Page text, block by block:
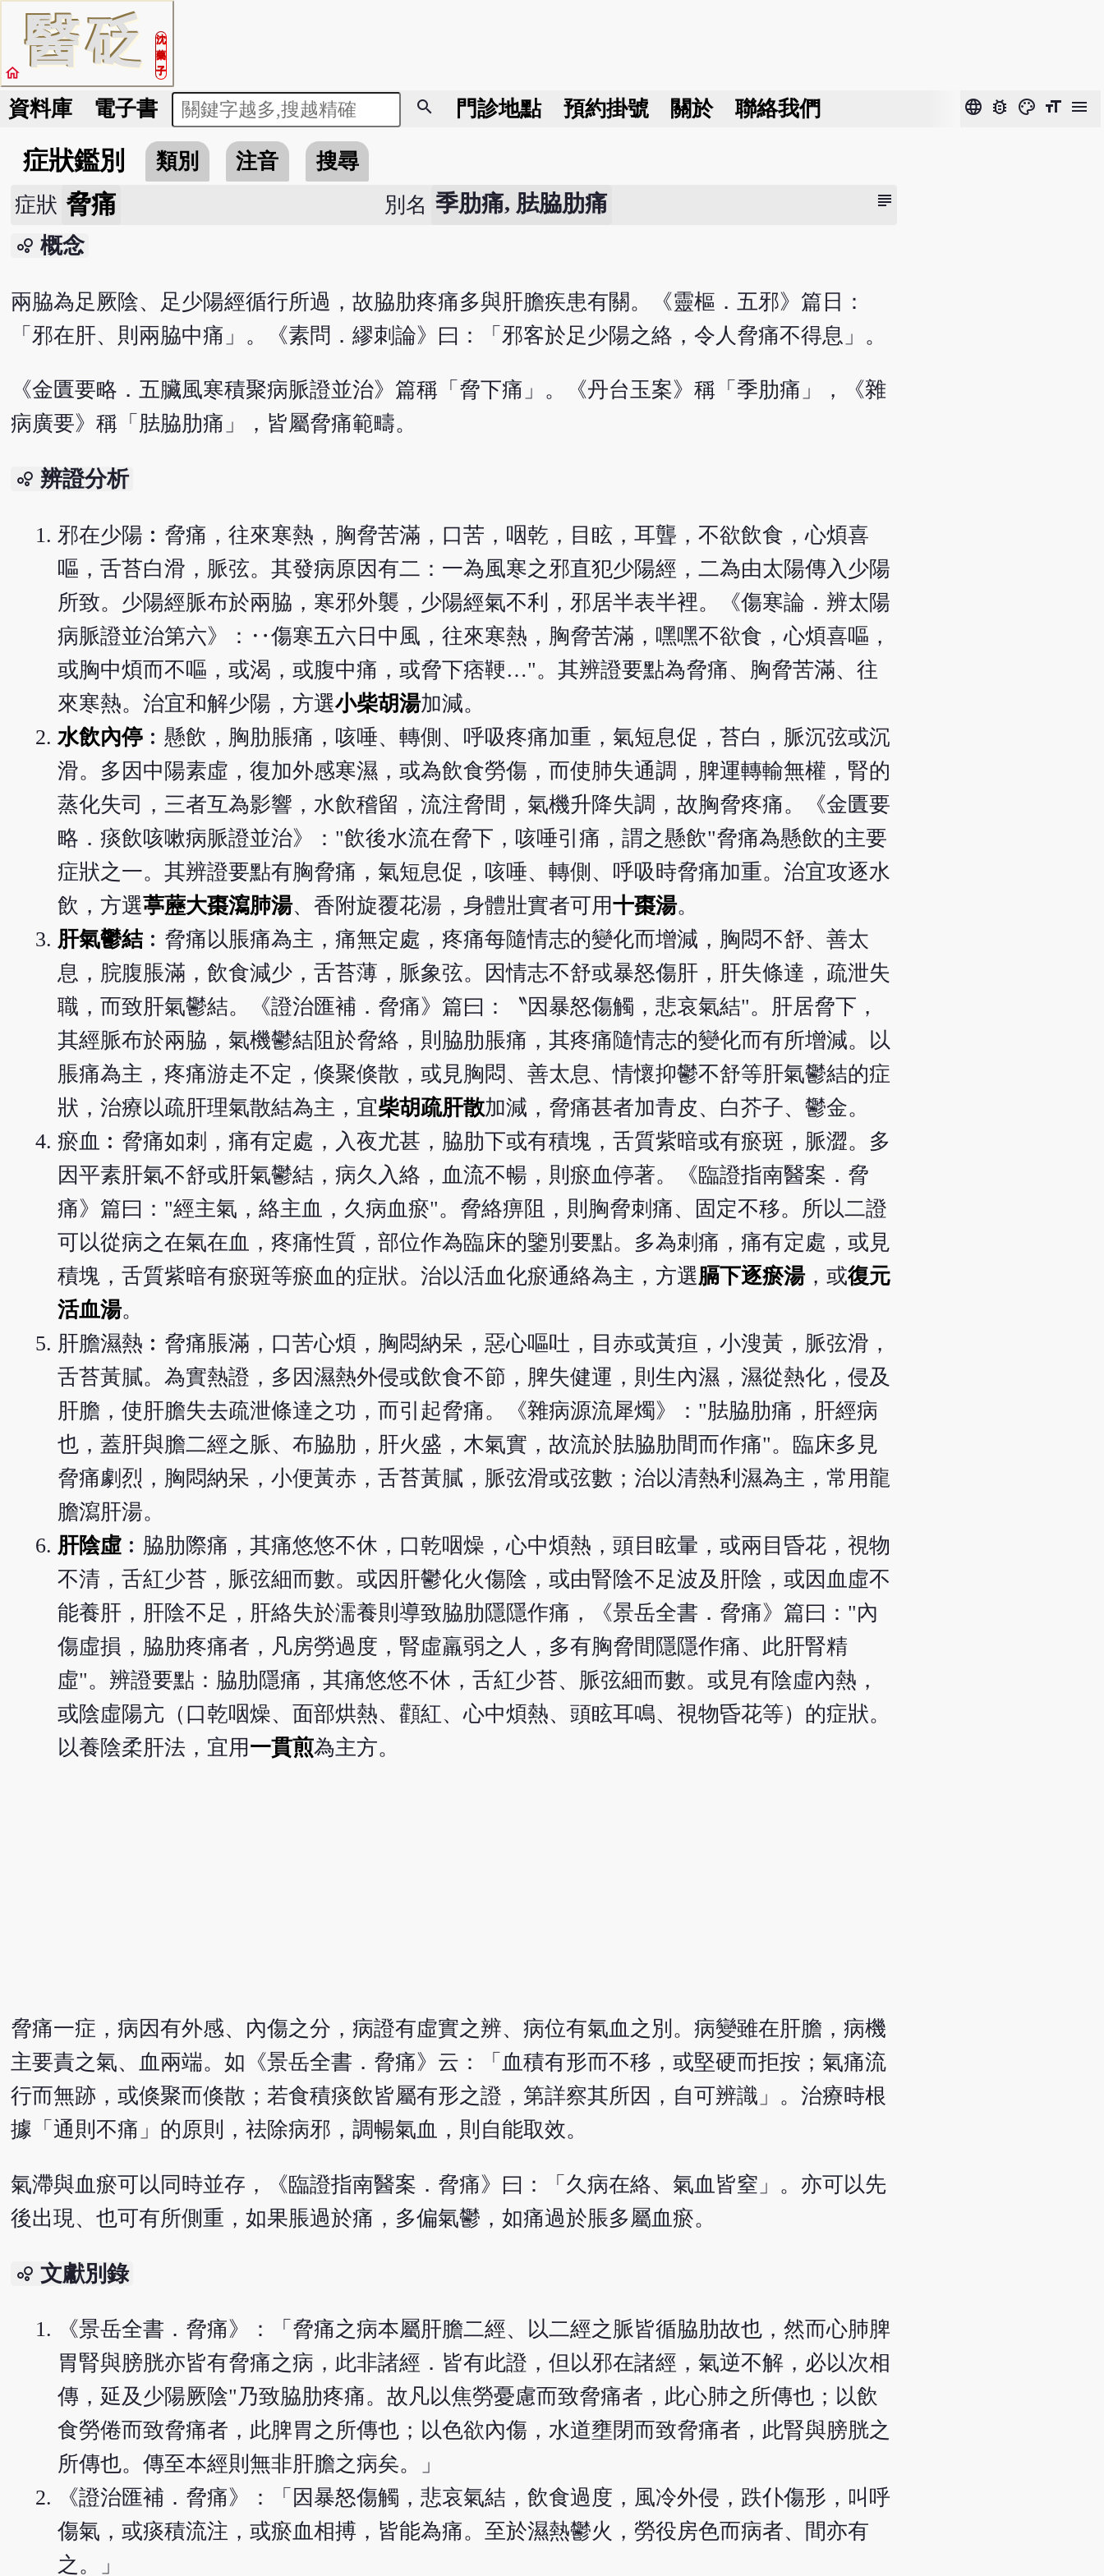
醫砭
沈
藥
子
home
資料庫 電子書 search 門診地點 預約掛號 關於 聯絡我們 language bug_report color_lens format_size menu
症狀鑑別 類別 注音 搜尋
subject
症狀 脅痛 別名 季肋痛, 胠脇肋痛
bubble_chart 概念
兩脇為足厥陰、足少陽經循行所過，故脇肋疼痛多與肝膽疾患有關。《靈樞．五邪》篇日：
「邪在肝、則兩脇中痛」。《素問．繆刺論》曰：「邪客於足少陽之絡，令人脅痛不得息」。
《金匱要略．五臟風寒積聚病脈證並治》篇稱「脅下痛」。《丹台玉案》稱「季肋痛」，《雜
病廣要》稱「胠脇肋痛」，皆屬脅痛範疇。
bubble_chart 辨證分析
邪在少陽︰脅痛，往來寒熱，胸脅苦滿，口苦，咽乾，目眩，耳聾，不欲飲食，心煩喜
嘔，舌苔白滑，脈弦。其發病原因有二：一為風寒之邪直犯少陽經，二為由太陽傳入少陽
所致。少陽經脈布於兩脇，寒邪外襲，少陽經氣不利，邪居半表半裡。《傷寒論．辨太陽
病脈證並治第六》：‥傷寒五六日中風，往來寒熱，胸脅苦滿，嘿嘿不欲食，心煩喜嘔，
或胸中煩而不嘔，或渴，或腹中痛，或脅下痞鞕…"。其辨證要點為脅痛、胸脅苦滿、往
來寒熱。治宜和解少陽，方選小柴胡湯加減。
水飲內停︰懸飲，胸肋脹痛，咳唾、轉側、呼吸疼痛加重，氣短息促，苔白，脈沉弦或沉
滑。多因中陽素虛，復加外感寒濕，或為飲食勞傷，而使肺失通調，脾運轉輸無權，腎的
蒸化失司，三者互為影響，水飲稽留，流注脅間，氣機升降失調，故胸脅疼痛。《金匱要
略．痰飲咳嗽病脈證並治》："飲後水流在脅下，咳唾引痛，謂之懸飲"脅痛為懸飲的主要
症狀之一。其辨證要點有胸脅痛，氣短息促，咳唾、轉側、呼吸時脅痛加重。治宜攻逐水
飲，方選葶藶大棗瀉肺湯、香附旋覆花湯，身體壯實者可用十棗湯。
肝氣鬱結︰脅痛以脹痛為主，痛無定處，疼痛每隨情志的變化而增減，胸悶不舒、善太
息，脘腹脹滿，飲食減少，舌苔薄，脈象弦。因情志不舒或暴怒傷肝，肝失條達，疏泄失
職，而致肝氣鬱結。《證治匯補．脅痛》篇曰：〝因暴怒傷觸，悲哀氣結"。肝居脅下，
其經脈布於兩脇，氣機鬱結阻於脅絡，則脇肋脹痛，其疼痛隨情志的變化而有所增減。以
脹痛為主，疼痛游走不定，倏聚倏散，或見胸悶、善太息、情懷抑鬱不舒等肝氣鬱結的症
狀，治療以疏肝理氣散結為主，宜柴胡疏肝散加減，脅痛甚者加青皮、白芥子、鬱金。
瘀血︰脅痛如刺，痛有定處，入夜尤甚，脇肋下或有積塊，舌質紫暗或有瘀斑，脈澀。多
因平素肝氣不舒或肝氣鬱結，病久入絡，血流不暢，則瘀血停著。《臨證指南醫案．脅
痛》篇曰："經主氣，絡主血，久病血瘀"。脅絡痹阻，則胸脅刺痛、固定不移。所以二證
可以從病之在氣在血，疼痛性質，部位作為臨床的鑒別要點。多為刺痛，痛有定處，或見
積塊，舌質紫暗有瘀斑等瘀血的症狀。治以活血化瘀通絡為主，方選膈下逐瘀湯，或復元
活血湯。
肝膽濕熱︰脅痛脹滿，口苦心煩，胸悶納呆，惡心嘔吐，目赤或黃疸，小溲黃，脈弦滑，
舌苔黃膩。為實熱證，多因濕熱外侵或飲食不節，脾失健運，則生內濕，濕從熱化，侵及
肝膽，使肝膽失去疏泄條達之功，而引起脅痛。《雜病源流犀燭》："胠脇肋痛，肝經病
也，蓋肝與膽二經之脈、布脇肋，肝火盛，木氣實，故流於胠脇肋間而作痛"。臨床多見
脅痛劇烈，胸悶納呆，小便黃赤，舌苔黃膩，脈弦滑或弦數；治以清熱利濕為主，常用龍
膽瀉肝湯。
肝陰虛︰脇肋際痛，其痛悠悠不休，口乾咽燥，心中煩熱，頭目眩暈，或兩目昏花，視物
不清，舌紅少苔，脈弦細而數。或因肝鬱化火傷陰，或由腎陰不足波及肝陰，或因血虛不
能養肝，肝陰不足，肝絡失於濡養則導致脇肋隱隱作痛，《景岳全書．脅痛》篇曰："內
傷虛損，脇肋疼痛者，凡房勞過度，腎虛羸弱之人，多有胸脅間隱隱作痛、此肝腎精
虛"。辨證要點：脇肋隱痛，其痛悠悠不休，舌紅少苔、脈弦細而數。或見有陰虛內熱，
或陰虛陽亢（口乾咽燥、面部烘熱、顴紅、心中煩熱、頭眩耳鳴、視物昏花等）的症狀。
以養陰柔肝法，宜用一貫煎為主方。
脅痛一症，病因有外感、內傷之分，病證有虛實之辨、病位有氣血之別。病變雖在肝膽，病機
主要責之氣、血兩端。如《景岳全書．脅痛》云：「血積有形而不移，或堅硬而拒按；氣痛流
行而無跡，或倏聚而倏散；若食積痰飲皆屬有形之證，第詳察其所因，自可辨識」。治療時根
據「通則不痛」的原則，祛除病邪，調暢氣血，則自能取效。
氣滯與血瘀可以同時並存，《臨證指南醫案．脅痛》曰：「久病在絡、氣血皆窒」。亦可以先
後出現、也可有所側重，如果脹過於痛，多偏氣鬱，如痛過於脹多屬血瘀。
bubble_chart 文獻別錄
《景岳全書．脅痛》：「脅痛之病本屬肝膽二經、以二經之脈皆循脇肋故也，然而心肺脾
胃腎與膀胱亦皆有脅痛之病，此非諸經．皆有此證，但以邪在諸經，氣逆不解，必以次相
傳，延及少陽厥陰"乃致脇肋疼痛。故凡以焦勞憂慮而致脅痛者，此心肺之所傳也；以飲
食勞倦而致脅痛者，此脾胃之所傳也；以色欲內傷，水道壅閉而致脅痛者，此腎與膀胱之
所傳也。傳至本經則無非肝膽之病矣。」
《證治匯補．脅痛》：「因暴怒傷觸，悲哀氣結，飲食過度，風冷外侵，跌仆傷形，叫呼
傷氣，或痰積流注，或瘀血相搏，皆能為痛。至於濕熱鬱火，勞役房色而病者、間亦有
之。」